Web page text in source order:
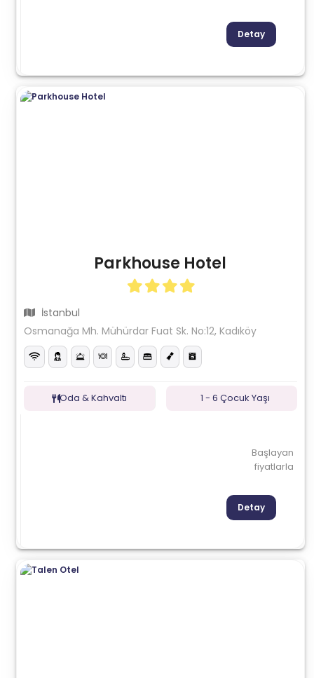
Detay
Parkhouse Hotel
İstanbul
Osmanağa Mh. Mühürdar Fuat Sk. No:12, Kadıköy
Oda & Kahvaltı 1 - 6 Çocuk Yaşı
Başlayan
fiyatlarla
Detay